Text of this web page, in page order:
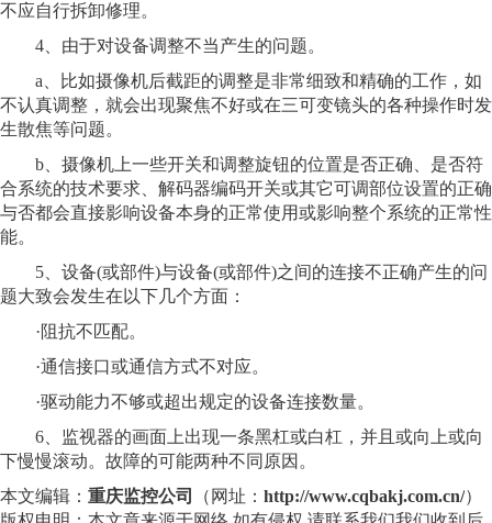
不应自行拆卸修理。
4、由于对设备调整不当产生的问题。
a、比如摄像机后截距的调整是非常细致和精确的工作，如
不认真调整，就会出现聚焦不好或在三可变镜头的各种操作时发
生散焦等问题。
b、摄像机上一些开关和调整旋钮的位置是否正确、是否符
合系统的技术要求、解码器编码开关或其它可调部位设置的正确
与否都会直接影响设备本身的正常使用或影响整个系统的正常性
能。
5、设备(或部件)与设备(或部件)之间的连接不正确产生的问
题大致会发生在以下几个方面：
·阻抗不匹配。
·通信接口或通信方式不对应。
·驱动能力不够或超出规定的设备连接数量。
6、监视器的画面上出现一条黑杠或白杠，并且或向上或向
下慢慢滚动。故障的可能两种不同原因。
本文编辑： 重庆监控公司 （网址： http://www.cqbakj.com.cn/）